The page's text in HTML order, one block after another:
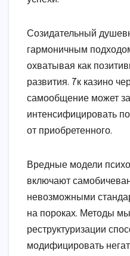
Созидательный
гармоничным
охватывая как
развития. 7к казино
самообщение может
интенсифицировать
от приобретенного.
Вредные модели
включают
невозможными
на пороках. Методы
реструктуризации
модифицировать